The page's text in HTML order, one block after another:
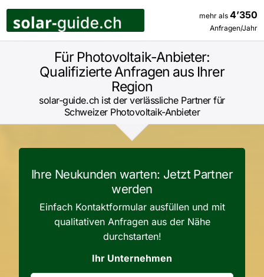
Zum
Inhalt
mehr als 4’350
Anfragen/Jahr
Für Photovoltaik-Anbieter:
Qualifizierte Anfragen aus Ihrer
Region
solar-guide.ch ist der verlässliche Partner für
Schweizer Photovoltaik-Anbieter
Ihre Neukunden warten: Jetzt Partner
werden
Einfach Kontaktformular ausfüllen und mit
qualitativen Anfragen aus der Nähe
durchstarten!
Ihr Unternehmen